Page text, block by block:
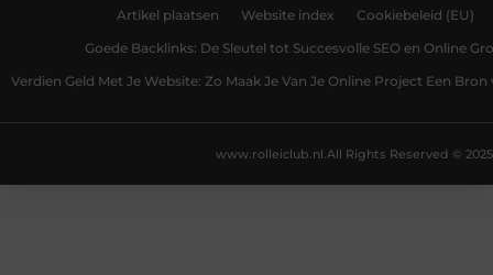
Artikel plaatsen Website index Cookiebeleid (EU)
Goede Backlinks: De Sleutel tot Succesvolle SEO en Online
Verdien Geld Met Je Website: Zo Maak Je Van Je Online Project Een
All Rights Reserved © 2025
www.rolleiclub.nl.